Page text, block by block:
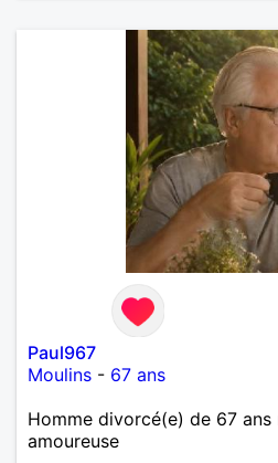
Paul967
Moulins - 67 ans
Homme divorcé(e) de 67
amoureuse